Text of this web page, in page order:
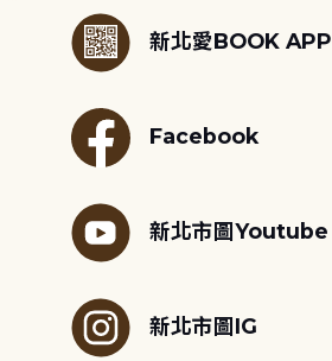
新北愛BOOK APP
Facebook
新北市圖Youtube
新北市圖IG